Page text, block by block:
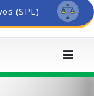
(SPL)